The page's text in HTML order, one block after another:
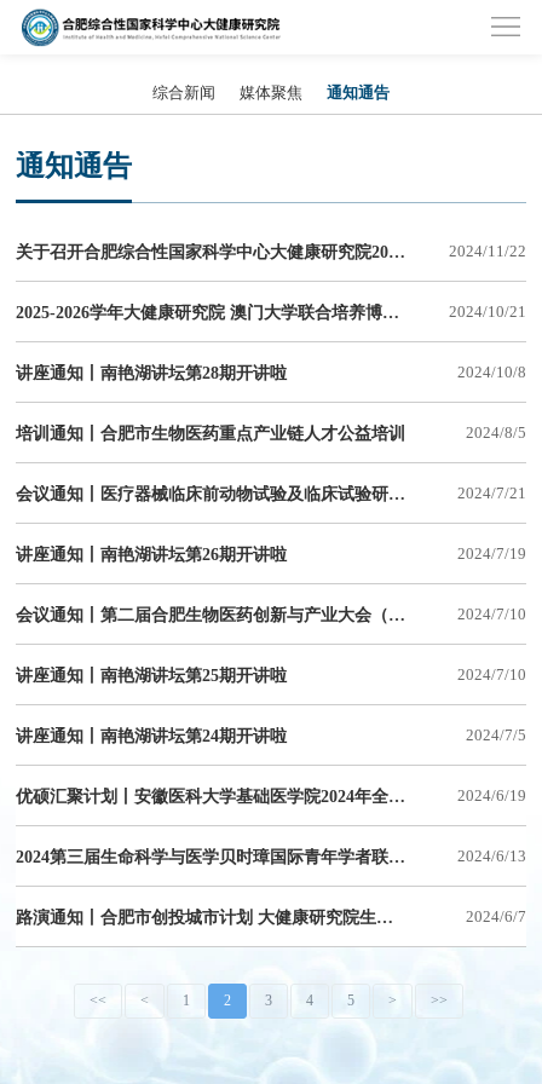
综合新闻 媒体聚焦 通知通告
通知通告
关于召开合肥综合性国家科学中心大健康研究院2024年首届研究生学术年会的通知 2024/11/22
2025-2026学年大健康研究院 澳门大学联合培养博士研究生招生简章 2024/10/21
讲座通知丨南艳湖讲坛第28期开讲啦 2024/10/8
培训通知丨合肥市生物医药重点产业链人才公益培训 2024/8/5
会议通知丨医疗器械临床前动物试验及临床试验研讨会 2024/7/21
讲座通知丨南艳湖讲坛第26期开讲啦 2024/7/19
会议通知丨第二届合肥生物医药创新与产业大会（2nd BIIC）第一轮通知 2024/7/10
讲座通知丨南艳湖讲坛第25期开讲啦 2024/7/10
讲座通知丨南艳湖讲坛第24期开讲啦 2024/7/5
优硕汇聚计划丨安徽医科大学基础医学院2024年全国优秀大学生暑期夏令营——大健康研究院分营 2024/6/19
2024第三届生命科学与医学贝时璋国际青年学者联合论坛邀请函 2024/6/13
路演通知丨合肥市创投城市计划 大健康研究院生物医药、医疗器械系列项目路演（第6期） 2024/6/7
<< < 1 2 3 4 5 > >>